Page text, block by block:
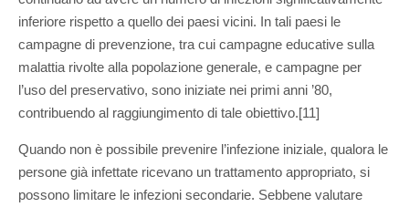
inferiore rispetto a quello dei paesi vicini. In tali paesi le
campagne di prevenzione, tra cui campagne educative sulla
malattia rivolte alla popolazione generale, e campagne per
l’uso del preservativo, sono iniziate nei primi anni ’80,
contribuendo al raggiungimento di tale obiettivo.[11]
Quando non è possibile prevenire l’infezione iniziale, qualora le
persone già infettate ricevano un trattamento appropriato, si
possono limitare le infezioni secondarie. Sebbene valutare